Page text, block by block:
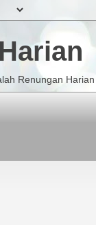
Renungan